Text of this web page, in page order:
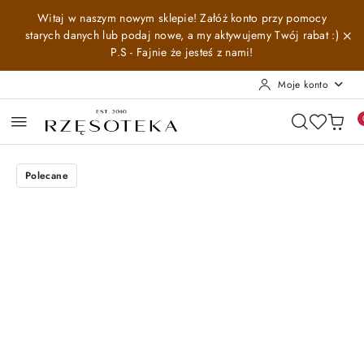
Przejdź do treści głównej
Przejdź do wyszukiwarki
Przejdź do moje konto
Przejdź do menu głównego
Przejdź do opisu produktu
Przejdź do stopki
Witaj w naszym nowym sklepie! Załóż konto przy pomocy
starych danych lub podaj nowe, a my aktywujemy Twój rabat :)
P.S - Fajnie że jesteś z nami!
Moje konto
Polecane